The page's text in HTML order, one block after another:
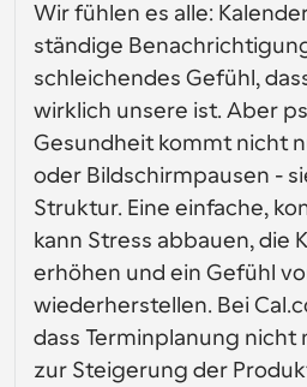
Für Unternehmen
Enterprise-Level-
Durch den
Anwendung
sfall
Rekrutierung
Verkauf
HR
API
Erstellen Sie Ihre eigenen
öffentlichen API
Planungskomponenten
Verwenden Sie unsere
Anwendung eine Planung
OAuth-Client erstellen
Integrieren Sie Cal.com mit
API
Erstellen Sie Ihre eigenen
öffentlichen API
App-Store
Integriere dich mit deinen
Kollektive Veranstaltungen
Veranstaltungen mit
Hilfe-Dokumente
Müssen Sie mehr über unser
Überprüfen Sie die
Einbetten
Preisgestaltung
Wir fühlen es alle:
ständige
schleichendes Gefühl,
wirklich unsere ist. Aber
Gesundheit kommt nicht
oder Bildschirmpausen -
Struktur. Eine einfache,
kann Stress abbauen, die
erhöhen und ein Gefühl
wiederherstellen. Bei
dass Terminplanung nicht
zur Steigerung der